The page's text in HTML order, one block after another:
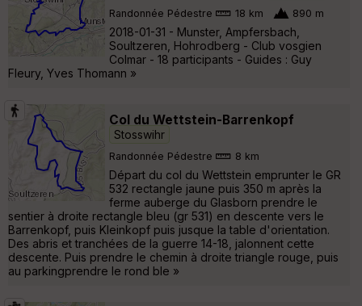
Randonnée Pédestre 18 km 890 m
2018-01-31 - Munster, Ampfersbach,
Soultzeren, Hohrodberg - Club vosgien
Colmar - 18 participants - Guides : Guy
Fleury, Yves Thomann »
Col du Wettstein-Barrenkopf
Stosswihr
Randonnée Pédestre 8 km
Départ du col du Wettstein emprunter le GR
532 rectangle jaune puis 350 m après la
ferme auberge du Glasborn prendre le
sentier à droite rectangle bleu (gr 531) en descente vers le
Barrenkopf, puis Kleinkopf puis jusque la table d'orientation.
Des abris et tranchées de la guerre 14-18, jalonnent cette
descente. Puis prendre le chemin à droite triangle rouge, puis
au parkingprendre le rond ble »